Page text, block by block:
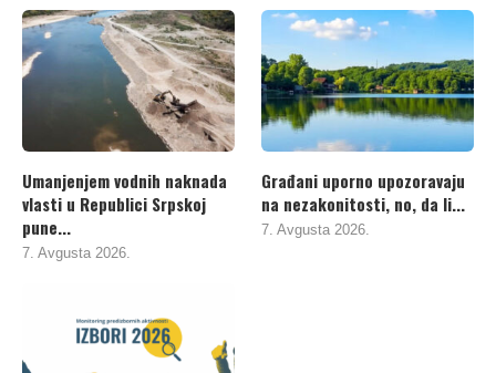
Umanjenjem vodnih naknada
vlasti u Republici Srpskoj
pune...
7. Avgusta 2026.
Građani uporno upozoravaju
na nezakonitosti, no, da li...
7. Avgusta 2026.